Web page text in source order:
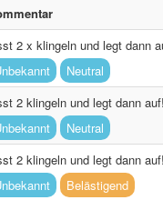
2 x klingeln und legt dann
Neutral
2 klingeln und legt dann auf!
Neutral
2 klingeln und legt dann
Belästigend